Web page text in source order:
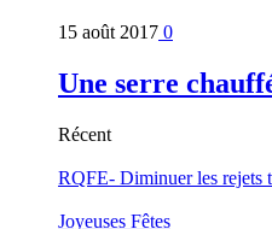
15 août 2017 0
Une serre
Récent
RQFE- Diminuer les rejets
Joyeuses Fêtes